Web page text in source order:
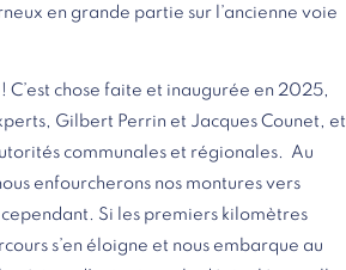
en grande partie sur l’ancienne voie
C’est chose faite et inaugurée en 2025,
Gilbert Perrin et Jacques Counet, et
communales et régionales. Au
enfourcherons nos montures vers
Si les premiers kilomètres
s’en éloigne et nous embarque au